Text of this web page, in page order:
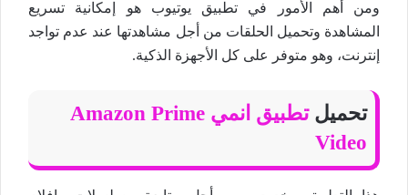
ومن أهم الأمور في تطبيق يوتيوب هو إمكانية تسريع
المشاهدة وتحميل الحلقات من أجل مشاهدتها عند عدم تواجد
إنترنت، وهو متوفر على كل الأجهزة الذكية.
تحميل
تطبيق انمي Amazon Prime
Video